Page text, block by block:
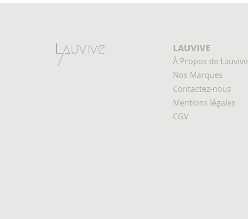
LAUVIVE
À Propos de Lauvive
Nos Marques
Contactez-nous
Mentions légales
CGV